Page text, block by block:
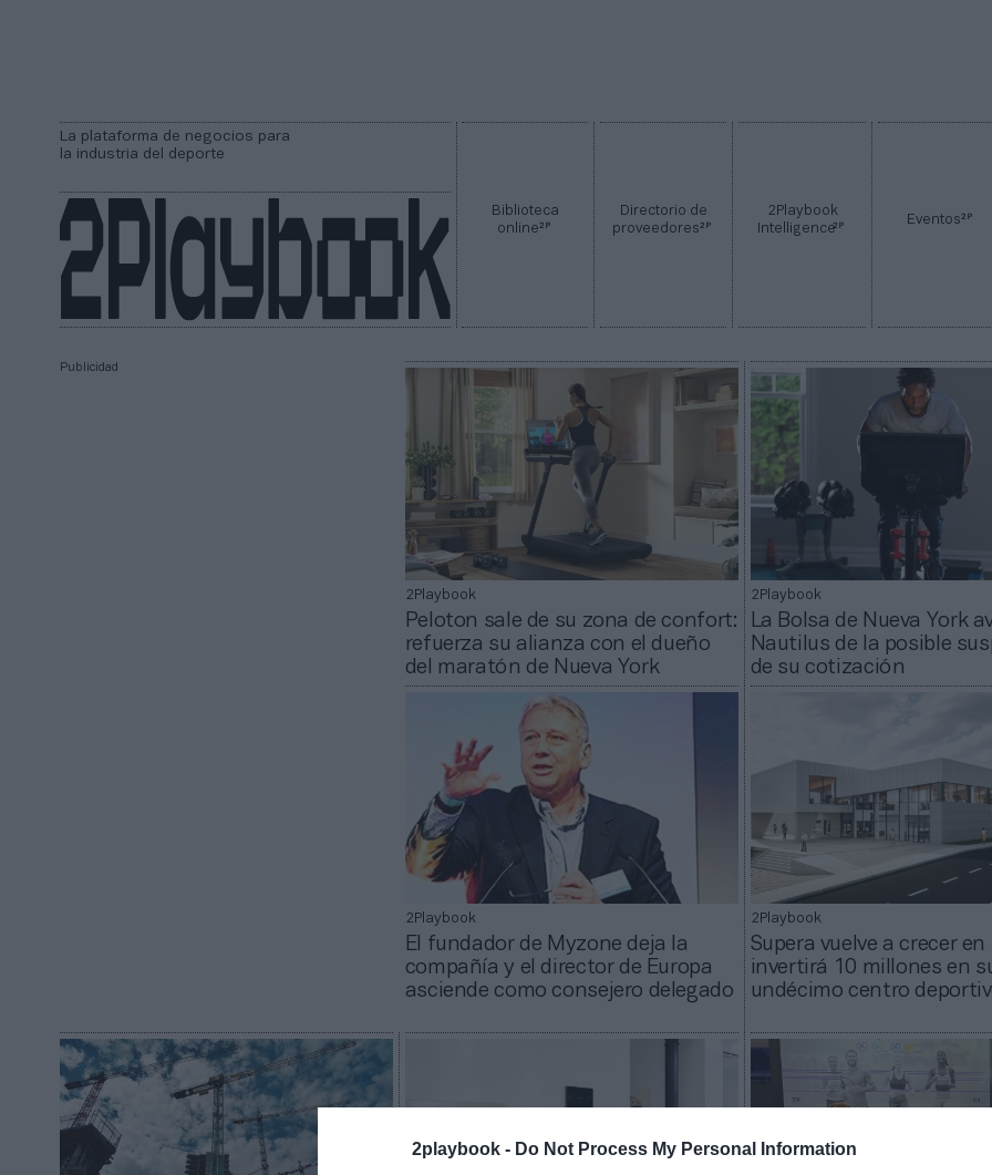
2playbook - Do Not Process My Personal Information
La plataforma de negocios para
la industria del deporte
Biblioteca
online2P
Directorio de
proveedores2P
2Playbook
Intelligence2P Eventos2P
Publicidad
2Playbook
Peloton sale de su zona de confort:
refuerza su alianza con el dueño
del maratón de Nueva York
2Playbook
La Bolsa de Nueva York
Nautilus de la posible
de su cotización
2Playbook
El fundador de Myzone deja la
compañía y el director de Europa
asciende como consejero delegado
2Playbook
Supera vuelve a crecer
invertirá 10 millones en
undécimo centro